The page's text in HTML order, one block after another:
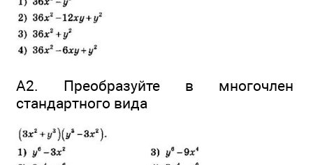
А2. Преобразуйте в многочлен
стандартного вида